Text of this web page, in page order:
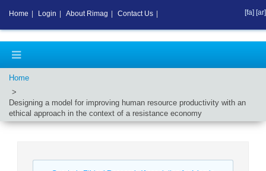
Home
Designing a model for improving human resource productivity with an
ethical approach in the context of a resistance economy
Home Login About Rimag Contact Us [fa] [ar]